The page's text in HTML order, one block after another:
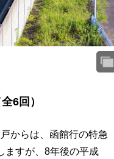
6回）
からは、函館行の特急
ますが、8年後の平成